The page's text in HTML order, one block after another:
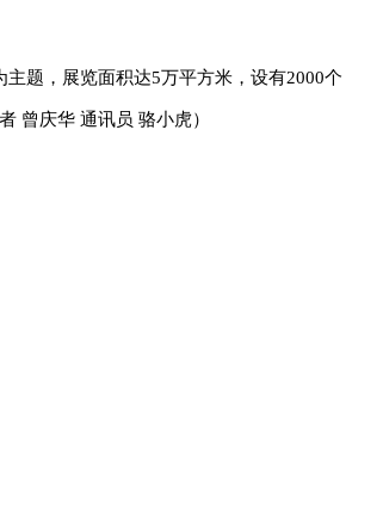
题，展览面积达5万平方米，设有2000个
曾庆华 通讯员 骆小虎）